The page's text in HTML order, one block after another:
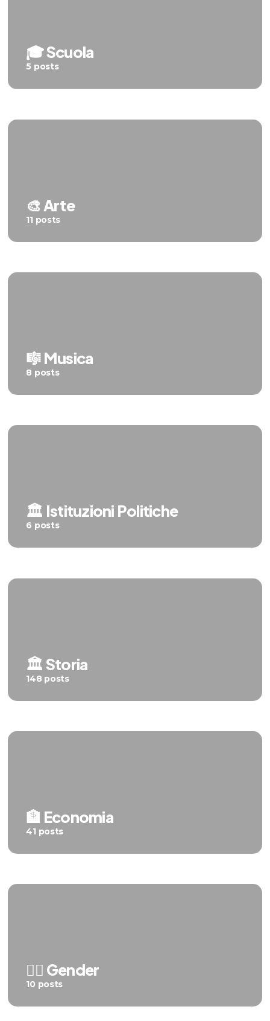
🎓 Scuola
5 posts
🎨 Arte
11 posts
🎼 Musica
8 posts
🏛️ Istituzioni Politiche
6 posts
🏛️ Storia
148 posts
🏦 Economia
41 posts
🏳️‍🌈 Gender
10 posts